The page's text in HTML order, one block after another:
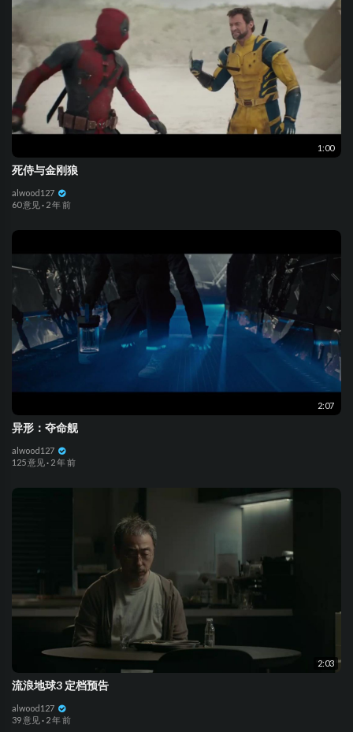
1:00
死侍与金刚狼
alwood127
60 意见· 2 年 前
2:07
异形：夺命舰
alwood127
125 意见· 2 年 前
2:03
流浪地球3 定档预告
alwood127
39 意见· 2 年 前